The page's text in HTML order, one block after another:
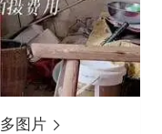
图片